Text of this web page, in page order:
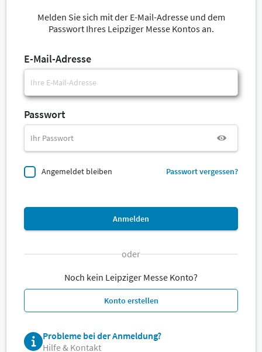
Melden Sie sich mit der E-Mail-Adresse und dem
Passwort Ihres Leipziger Messe Kontos an.
E-Mail-Adresse
Passwort
Angemeldet bleiben Passwort vergessen?
Anmelden
oder
Noch kein Leipziger Messe Konto?
Konto erstellen
Probleme bei der Anmeldung?
Hilfe & Kontakt